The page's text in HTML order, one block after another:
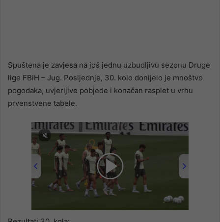
Spuštena je zavjesa na još jednu uzbudljivu sezonu Druge
lige FBiH – Jug. Posljednje, 30. kolo donijelo je mnoštvo
pogodaka, uvjerljive pobjede i konačan rasplet u vrhu
prvenstvene tabele.